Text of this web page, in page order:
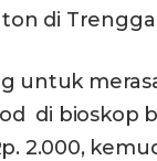
di
untuk
di bioskop
2.000,